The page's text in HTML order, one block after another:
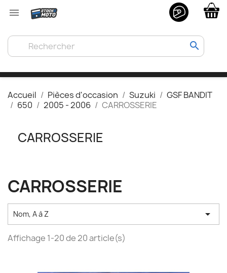

search
Accueil Pièces d'occasion Suzuki
GSF BANDIT
650
2005 - 2006 CARROSSERIE
CARROSSERIE
CARROSSERIE
Nom, A à Z 
Affichage 1-20 de 20 article(s)